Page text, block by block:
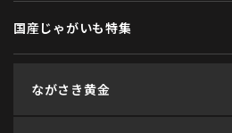
国産じゃがいも特集
ながさき黄金